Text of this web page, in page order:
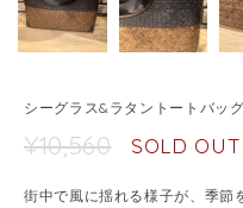
シーグラス&ラタントートバッ
¥10,560 SOLD OUT
街中で風に揺れる様子が、季節